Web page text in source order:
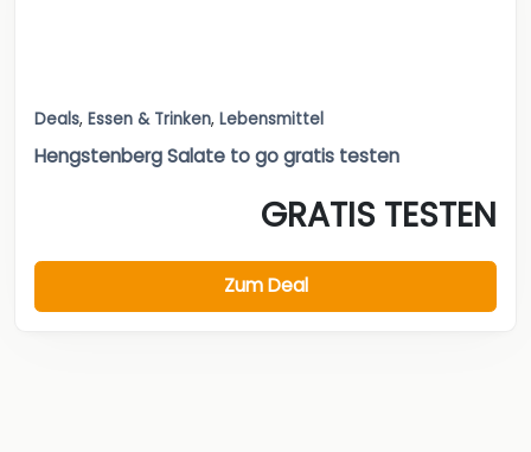
Deals, Essen & Trinken, Lebensmittel
Hengstenberg Salate to go gratis testen
GRATIS TESTEN
Zum Deal